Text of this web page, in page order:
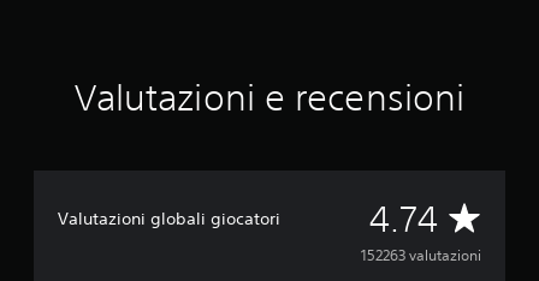
Valutazioni e recensioni
Valutazioni globali giocatori 4.74 V
a
152263 valutazioni